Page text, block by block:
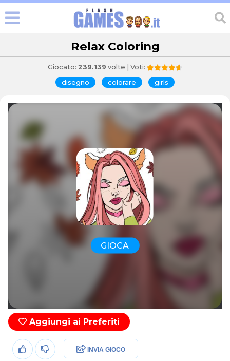
Relax Coloring
Giocato: 239.139 volte | Voti:
disegno colorare girls
GIOCA
Aggiungi ai Preferiti
INVIA GIOCO